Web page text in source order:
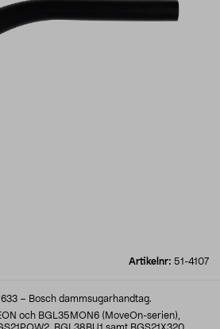
Artikelnr: 51-4107
– Bosch dammsugarhandtag.
och BGL35MON6 (MoveOn-serien),